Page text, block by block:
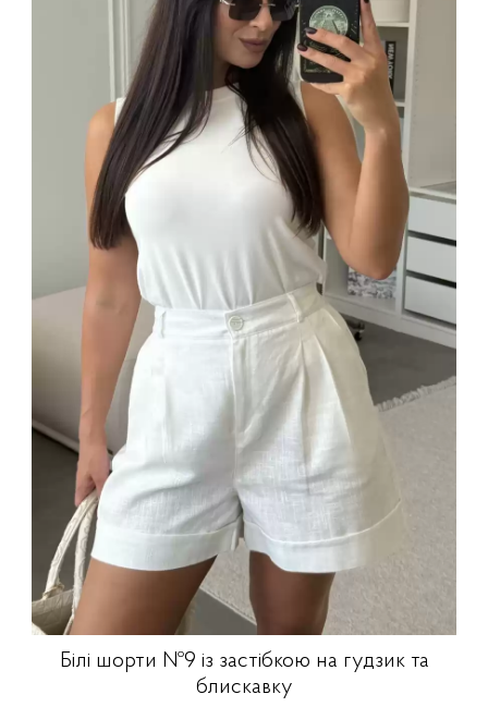
Білі шорти №9 із застібкою на гудзик та
блискавку